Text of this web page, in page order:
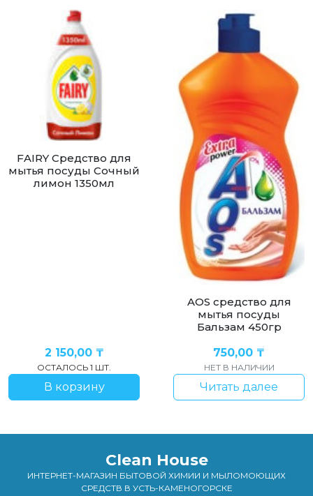
FAIRY Средство для
мытья посуды Сочный
лимон 1350мл
2 150,00 ₸
ОСТАЛОСЬ 1 ШТ.
В корзину
AOS cредство для
мытья посуды
Бальзам 450гр
750,00 ₸
НЕТ В НАЛИЧИИ
Читать далее
Clean House
ИНТЕРНЕТ-МАГАЗИН БЫТОВОЙ ХИМИИ И МЫЛОМОЮЩИХ
СРЕДСТВ В УСТЬ-КАМЕНОГОРСКЕ